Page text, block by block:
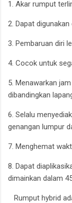
1. Akar rumput
2. Dapat
3. Pembaruan diri
4. Cocok untuk
5. Menawarkan
dibandingkan
6. Selalu
genangan lumpur
7. Menghemat
8. Dapat
dimainkan dalam
Rumput hybrid